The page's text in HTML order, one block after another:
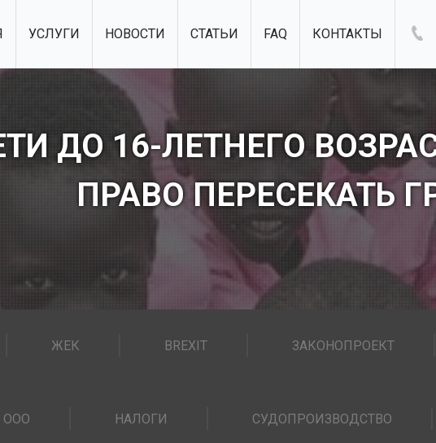
УСЛУГИ НОВОСТИ СТАТЬИ FAQ КОНТАКТЫ
ДО 16-ЛЕТНЕГО
ПРАВО ПЕРЕСЕКАТЬ
ЖЕК BREXIT ЗАКОНОПРОЕКТ
ООО НАЛОГИ СУДОПРОИЗВОДСТВО